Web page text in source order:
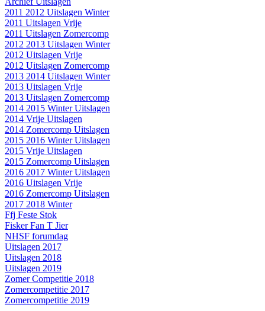
2011 2012 Uitslagen Winter
2011 Uitslagen Vrije
2011 Uitslagen Zomercomp
2012 2013 Uitslagen Winter
2012 Uitslagen Vrije
2012 Uitslagen Zomercomp
2013 2014 Uitslagen Winter
2013 Uitslagen Vrije
2013 Uitslagen Zomercomp
2014 2015 Winter Uitslagen
2014 Vrije Uitslagen
2014 Zomercomp Uitslagen
2015 2016 Winter Uitslagen
2015 Vrije Uitslagen
2015 Zomercomp Uitslagen
2016 2017 Winter Uitslagen
2016 Uitslagen Vrije
2016 Zomercomp Uitslagen
2017 2018 Winter
Ffj Feste Stok
Fisker Fan T Jier
NHSF forumdag
Uitslagen 2017
Uitslagen 2018
Uitslagen 2019
Zomer Competitie 2018
Zomercompetitie 2017
Zomercompetitie 2019